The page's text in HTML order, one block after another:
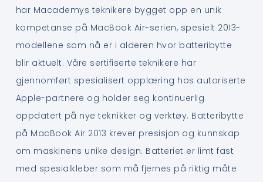
har Macademys teknikere bygget opp en unik
kompetanse på MacBook Air-serien, spesielt 2013-
modellene som nå er i alderen hvor batteribytte
blir aktuelt. Våre sertifiserte teknikere har
gjennomført spesialisert opplæring hos autoriserte
Apple-partnere og holder seg kontinuerlig
oppdatert på nye teknikker og verktøy. Batteribytte
på MacBook Air 2013 krever presisjon og kunnskap
om maskinens unike design. Batteriet er limt fast
med spesialkleber som må fjernes på riktig måte